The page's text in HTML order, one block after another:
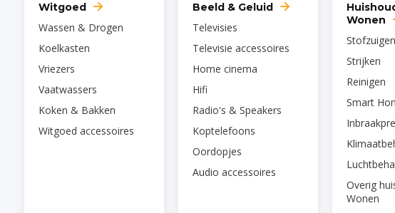
Witgoed
Wassen & Drogen
Koelkasten
Vriezers
Vaatwassers
Koken & Bakken
Witgoed accessoires
Beeld & Geluid
Televisies
Televisie accessoires
Home cinema
Hifi
Radio's & Speakers
Koptelefoons
Oordopjes
Audio accessoires
Wonen
Stofzuigen
Strijken
Reinigen
Smart
Overig
Wonen